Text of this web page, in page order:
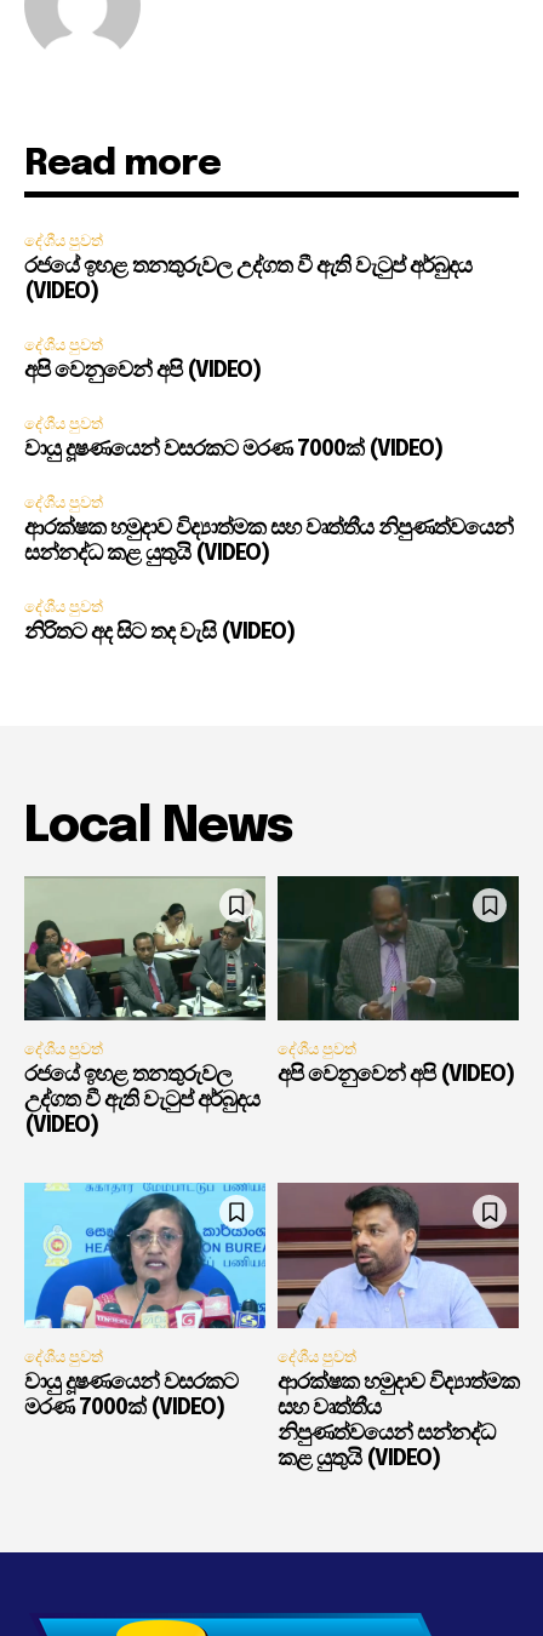
Read more
දේශීය පුවත්
රජයේ ඉහළ තනතුරුවල උද්ගත වී ඇති වැටුප් අර්බුදය
(VIDEO)
දේශීය පුවත්
අපි වෙනුවෙන් අපි (VIDEO)
දේශීය පුවත්
වායු දූෂණයෙන් වසරකට මරණ 7000ක් (VIDEO)
දේශීය පුවත්
ආරක්ෂක හමුදාව විද්‍යාත්මක සහ වෘත්තීය නිපුණත්වයෙන්
සන්නද්ධ කළ යුතුයි (VIDEO)
දේශීය පුවත්
නිරිතට අද සිට තද වැසි (VIDEO)
Local News
දේශීය පුවත්
රජයේ ඉහළ තනතුරුවල
උද්ගත වී ඇති වැටුප් අර්බුදය
(VIDEO)
දේශීය පුවත්
අපි වෙනුවෙන් අපි (VIDEO)
දේශීය පුවත්
වායු දූෂණයෙන් වසරකට
මරණ 7000ක් (VIDEO)
දේශීය පුවත්
ආරක්ෂක හමුදාව විද්‍යාත්මක
සහ වෘත්තීය
නිපුණත්වයෙන් සන්නද්ධ
කළ යුතුයි (VIDEO)